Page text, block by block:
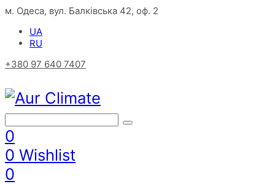
м. Одеса, вул. Балківська 42, оф. 2
UA
RU
+380 97 640 7407
0
0 Wishlist
0